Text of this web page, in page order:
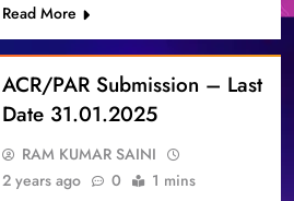
Read More
ACR/PAR Submission – Last
Date 31.01.2025
RAM KUMAR SAINI
2 years ago
0 1 mins